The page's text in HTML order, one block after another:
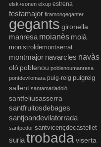
elsk+sonen elxup estrena
festamajor firamongeganter
gegants gironella
manresa moianès moià
monistroldemontserrat
montmajor navarcles navàs
oló poblenou poblenoumanresa
pontdevilomara puig-reig puigreig
sallent santamariadoló
santfeliusasserra
santfruitosdebages
santjoandevilatorrada
santpedor santvicençdecastellet
suriatrobadaviserta